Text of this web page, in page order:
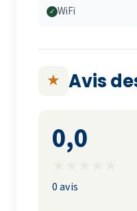
✓ WiFi
★ Avis
0,0
0 avis